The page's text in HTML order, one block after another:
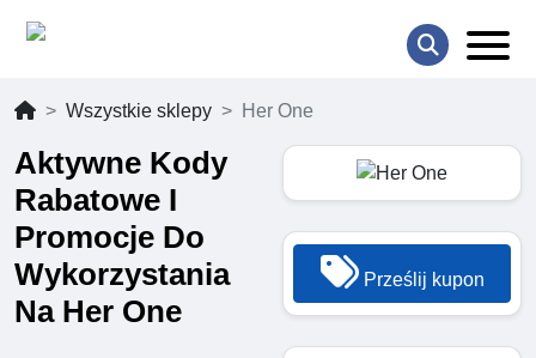
Wszystkie sklepy Her One
Aktywne Kody
Rabatowe I
Promocje Do
Wykorzystania
Na Her One
Prześlij kupon